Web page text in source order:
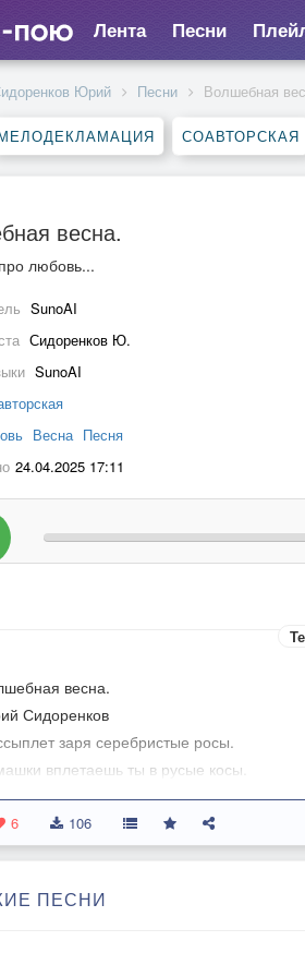
Лента Песни
Юрий Песни Волшебная
СОАВТОРСКАЯ
весна.
любовь...
SunoAI
Сидоренков Ю.
SunoAI
Весна Песня
24.04.2025 17:11
весна.
Сидоренков
заря серебристые росы.
вплетаешь ты в русые косы.
утро с тобою прекрасней,
мгновенья рождается счастье.
мы напишем и выпустим вместе.
6 106
ПЕСНИ